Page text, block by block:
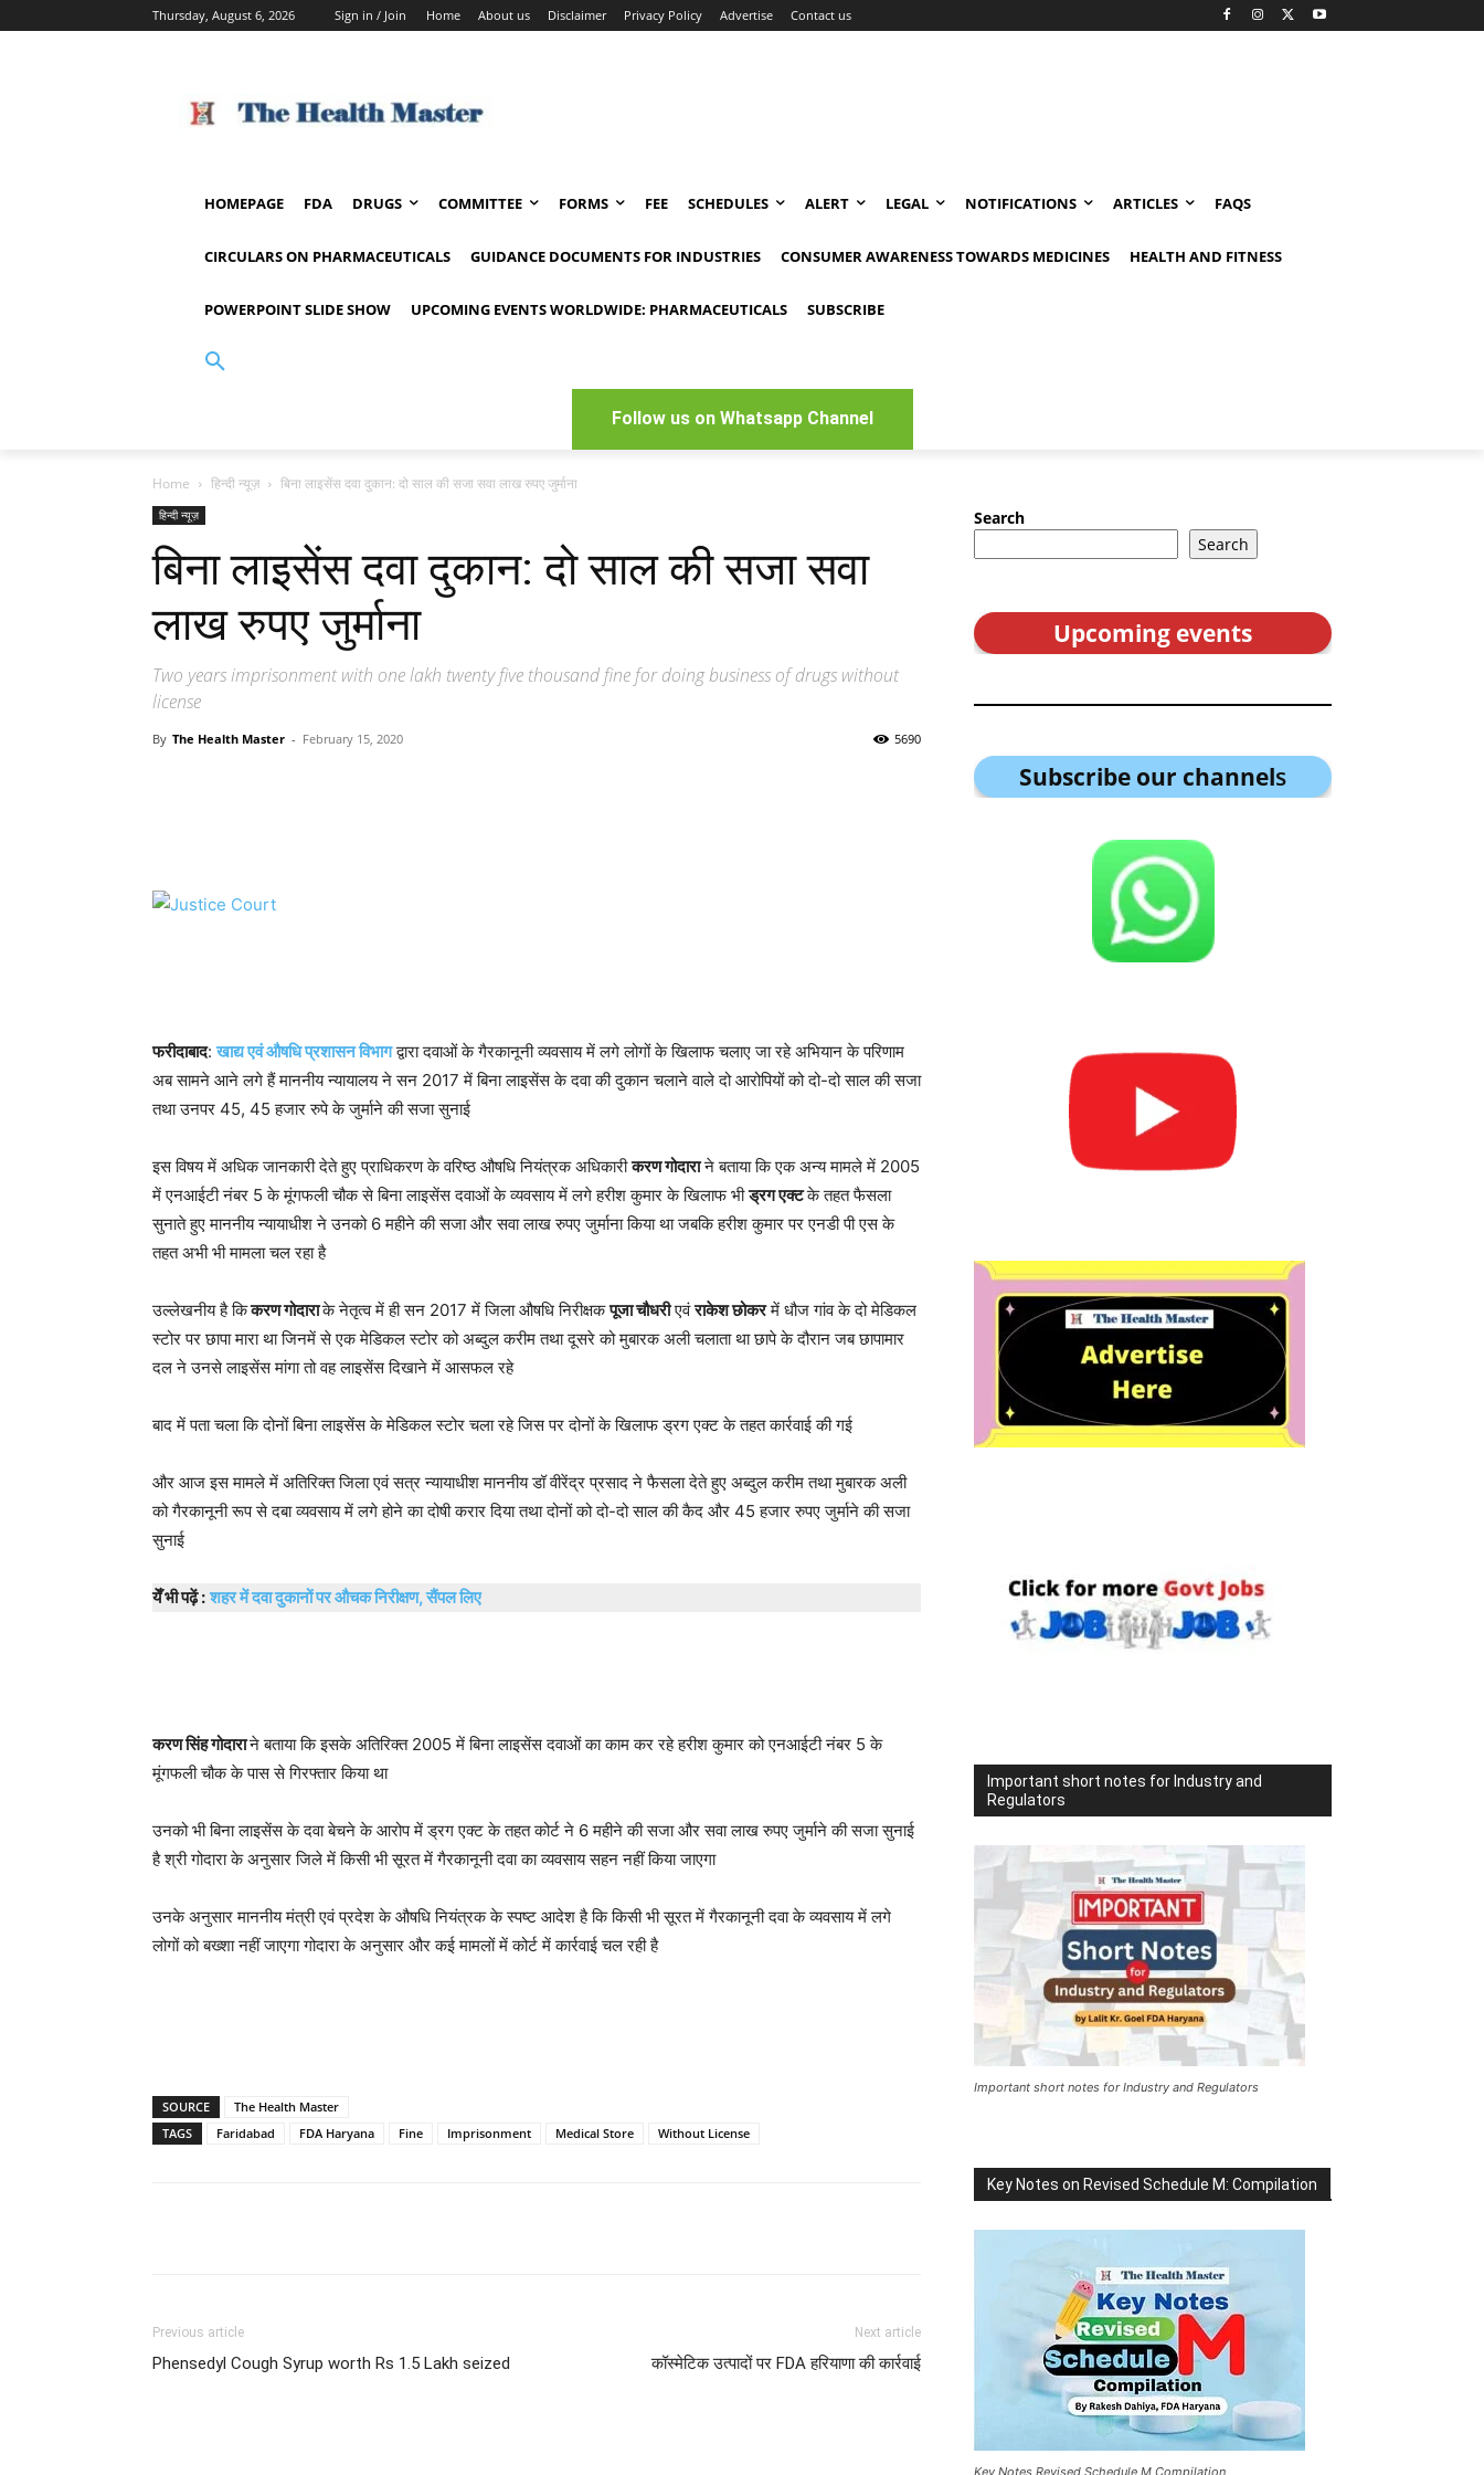
Thursday, August 6, 2026 Sign in / Join Home About us Disclaimer Privacy Policy Advertise Contact us
HOMEPAGE FDA DRUGS COMMITTEE FORMS FEE SCHEDULES ALERT LEGAL NOTIFICATIONS ARTICLES FAQS
CIRCULARS ON PHARMACEUTICALS GUIDANCE DOCUMENTS FOR INDUSTRIES CONSUMER AWARENESS TOWARDS MEDICINES HEALTH AND FITNESS
POWERPOINT SLIDE SHOW UPCOMING EVENTS WORLDWIDE: PHARMACEUTICALS SUBSCRIBE
Follow us on Whatsapp Channel
Home हिन्दी न्यूज़ बिना लाइसेंस दवा दुकान: दो साल की सजा सवा लाख रुपए जुर्माना
हिन्दी न्यूज़
बिना लाइसेंस दवा दुकान: दो साल की सजा सवा
लाख रुपए जुर्माना
Two years imprisonment with one lakh twenty five thousand fine for doing business of drugs without
license
By The Health Master - February 15, 2020 5690
फरीदाबाद:खाद्य एवं औषधि प्रशासन विभागद्वारा दवाओं के गैरकानूनी व्यवसाय में लगे लोगों के खिलाफ चलाए जा रहे अभियान के परिणाम
अब सामने आने लगे हैं माननीय न्यायालय ने सन 2017 में बिना लाइसेंस के दवा की दुकान चलाने वाले दो आरोपियों को दो-दो साल की सजा
तथा उनपर 45, 45 हजार रुपे के जुर्माने की सजा सुनाई
इस विषय में अधिक जानकारी देते हुए प्राधिकरण के वरिष्ठ औषधि नियंत्रक अधिकारीकरण गोदाराने बताया कि एक अन्य मामले में 2005
में एनआईटी नंबर 5 के मूंगफली चौक से बिना लाइसेंस दवाओं के व्यवसाय में लगे हरीश कुमार के खिलाफ भीड्रग एक्टके तहत फैसला
सुनाते हुए माननीय न्यायाधीश ने उनको 6 महीने की सजा और सवा लाख रुपए जुर्माना किया था जबकि हरीश कुमार पर एनडी पी एस के
तहत अभी भी मामला चल रहा है
उल्लेखनीय है किकरण गोदाराके नेतृत्व में ही सन 2017 में जिला औषधि निरीक्षकपूजा चौधरीएवंराकेश छोकरमें धौज गांव के दो मेडिकल
स्टोर पर छापा मारा था जिनमें से एक मेडिकल स्टोर को अब्दुल करीम तथा दूसरे को मुबारक अली चलाता था छापे के दौरान जब छापामार
दल ने उनसे लाइसेंस मांगा तो वह लाइसेंस दिखाने में आसफल रहे
बाद में पता चला कि दोनों बिना लाइसेंस के मेडिकल स्टोर चला रहे जिस पर दोनों के खिलाफ ड्रग एक्ट के तहत कार्रवाई की गई
और आज इस मामले में अतिरिक्त जिला एवं सत्र न्यायाधीश माननीय डॉ वीरेंद्र प्रसाद ने फैसला देते हुए अब्दुल करीम तथा मुबारक अली
को गैरकानूनी रूप से दबा व्यवसाय में लगे होने का दोषी करार दिया तथा दोनों को दो-दो साल की कैद और 45 हजार रुपए जुर्माने की सजा
सुनाई
येँ भी पढ़ें : शहर में दवा दुकानों पर औचक निरीक्षण, सैंपल लिए
करण सिंह गोदाराने बताया कि इसके अतिरिक्त 2005 में बिना लाइसेंस दवाओं का काम कर रहे हरीश कुमार को एनआईटी नंबर 5 के
मूंगफली चौक के पास से गिरफ्तार किया था
उनको भी बिना लाइसेंस के दवा बेचने के आरोप में ड्रग एक्ट के तहत कोर्ट ने 6 महीने की सजा और सवा लाख रुपए जुर्माने की सजा सुनाई
है श्री गोदारा के अनुसार जिले में किसी भी सूरत में गैरकानूनी दवा का व्यवसाय सहन नहीं किया जाएगा
उनके अनुसार माननीय मंत्री एवं प्रदेश के औषधि नियंत्रक के स्पष्ट आदेश है कि किसी भी सूरत में गैरकानूनी दवा के व्यवसाय में लगे
लोगों को बख्शा नहीं जाएगा गोदारा के अनुसार और कई मामलों में कोर्ट में कार्रवाई चल रही है
SOURCE
The Health Master
TAGS
Faridabad FDA Haryana Fine Imprisonment Medical Store Without License
Previous article
Phensedyl Cough Syrup worth Rs 1.5 Lakh seized
Next article
कॉस्मेटिक उत्पादों पर FDA हरियाणा की कार्रवाई
Search
Search
Upcoming events
Subscribe our channels
Important short notes for Industry and
Regulators
Important short notes for Industry and Regulators
Key Notes on Revised Schedule M: Compilation
Key Notes Revised Schedule M Compilation